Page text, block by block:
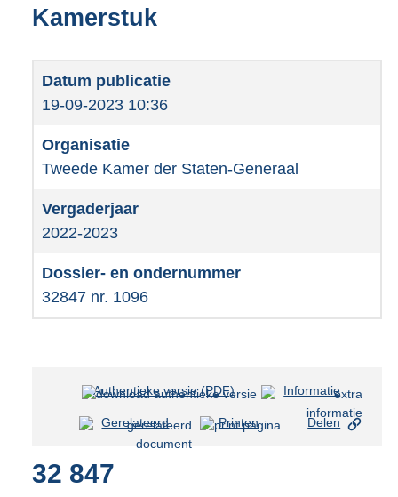
Kamerstuk
19-09-2023 10:36
Tweede Kamer der Staten-Generaal
2022-2023
32847 nr. 1096
Authentieke versie (PDF)b
s
Informatie
Gerelateerd Printen Delen
32 847